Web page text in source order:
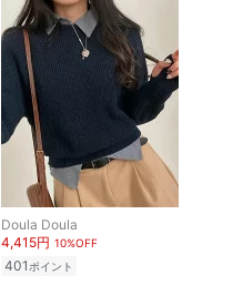
Doula Doula
4,415円 10%OFF
401ポイント